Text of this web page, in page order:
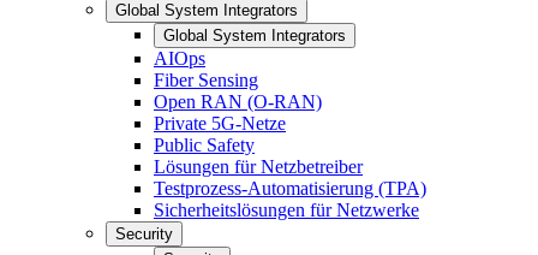
Global System Integrators
Global System Integrators
AIOps
Fiber Sensing
Open RAN (O-RAN)
Private 5G-Netze
Public Safety
Lösungen für Netzbetreiber
Testprozess-Automatisierung (TPA)
Sicherheitslösungen für Netzwerke
Security